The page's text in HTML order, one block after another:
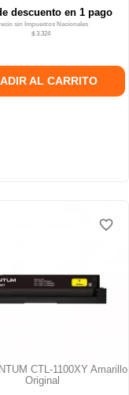
descuento en 1 pago
sin Impuestos Nacionales
$ 3.324
AL CARRITO
CTL-1100XY Amarillo
Original
favorite_border
favorite_border
favorite_border